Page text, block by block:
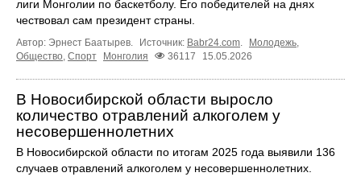
лиги Монголии по баскетболу. Его победителей на днях
чествовал сам президент страны.
Автор: Эрнест Баатырев. Источник: Babr24.com. Молодежь,
Общество, Спорт Монголия 36117 15.05.2026
В Новосибирской области выросло
количество отравлений алкоголем у
несовершеннолетних
В Новосибирской области по итогам 2025 года выявили 136
случаев отравлений алкоголем у несовершеннолетних.